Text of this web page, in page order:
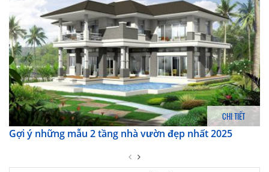
CHI TIẾT
Gợi ý những mẫu 2 tầng nhà vườn đẹp nhất 2025